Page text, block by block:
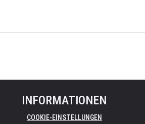
INFORMATIONEN
COOKIE-EINSTELLUNGEN